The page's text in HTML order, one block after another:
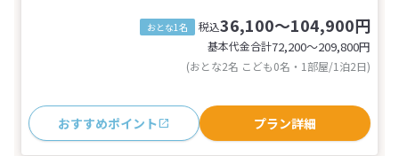
おとな1名 税込36,100～104,900円
基本代金合計72,200〜209,800円
(おとな2名 こども0名・1部屋/1泊2日)
おすすめポイント プラン詳細